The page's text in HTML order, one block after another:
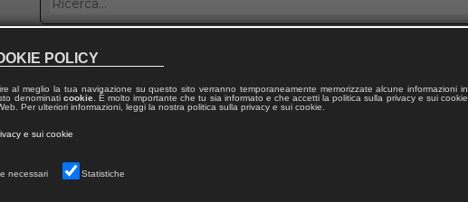
con noi
POLICY
al meglio la tua navigazione su questo sito verranno temporaneamente memorizzate alcune informazioni in
denominati cookie. È molto importante che tu sia informato e che accetti la politica sulla privacy e sui cookie
Per ulteriori informazioni, leggi la nostra politica sulla privacy e sui cookie.
e sui cookie
necessari Statistiche